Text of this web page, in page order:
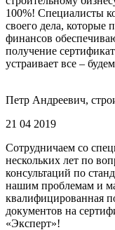
100%! Специалисты
своего дела, которые
финансов
получение
устраивает все –
Петр Андреевич,
21 04 2019
Сотрудничаем со
нескольких лет по
консультаций по
нашим проблемам и
квалифицированная
документов на
«Эксперт»!